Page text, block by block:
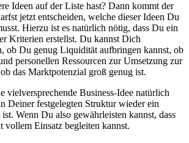
Ideen auf der Liste hast? Dann kommt der
jetzt entscheiden, welche dieser Ideen Du
Hierzu ist es natürlich nötig, dass Du ein
Kriterien erstellst. Du kannst Dich
ob Du genug Liquidität aufbringen kannst, ob
personellen Ressourcen zur Umsetzung zur
das Marktpotenzial groß genug ist.
vielversprechende Business-Idee natürlich
Deiner festgelegten Struktur wieder ein
Wenn Du also gewährleisten kannst, dass
Einsatz begleiten kannst.